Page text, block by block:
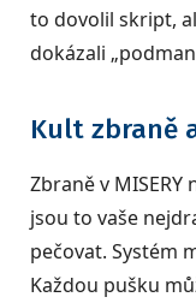
to dovolil skript,
dokázali
Kult zbraně
Zbraně v
jsou to vaše
pečovat. Systém
Každou pušku